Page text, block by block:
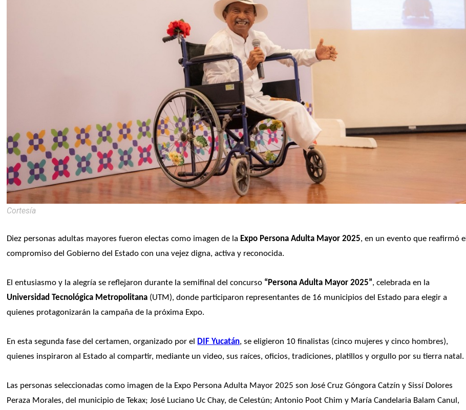
Cortesía
Diez personas adultas mayores fueron electas como imagen de la Expo Persona Adulta Mayor 2025, en un evento que reafirmó el
compromiso del Gobierno del Estado con una vejez digna, activa y reconocida.
El entusiasmo y la alegría se reflejaron durante la semifinal del concurso “Persona Adulta Mayor 2025”, celebrada en la
Universidad Tecnológica Metropolitana (UTM), donde participaron representantes de 16 municipios del Estado para elegir a
quienes protagonizarán la campaña de la próxima Expo.
En esta segunda fase del certamen, organizado por el DIF Yucatán, se eligieron 10 finalistas (cinco mujeres y cinco hombres),
quienes inspiraron al Estado al compartir, mediante un video, sus raíces, oficios, tradiciones, platillos y orgullo por su tierra natal.
Las personas seleccionadas como imagen de la Expo Persona Adulta Mayor 2025 son José Cruz Góngora Catzín y Sissí Dolores
Peraza Morales, del municipio de Tekax; José Luciano Uc Chay, de Celestún; Antonio Poot Chim y María Candelaria Balam Canul,